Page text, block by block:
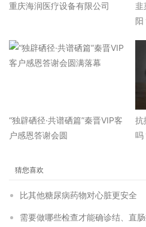
重庆海润医疗设备有限公司
韭
阳
“独辟硒径·共谱硒篇”秦晋VIP客
户感恩答谢会圆
抗
吗
猜您喜欢
比其他糖尿病药物对心脏更安全
需要做哪些检查才能确诊结、直